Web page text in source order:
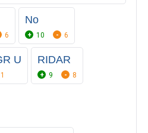
6
No
10 6
Rㅤ U
1
ㅤRㅤㅤIㅤㅤㅤDㅤㅤㅤAㅤㅤㅤㅤㅤㅤR
9 8